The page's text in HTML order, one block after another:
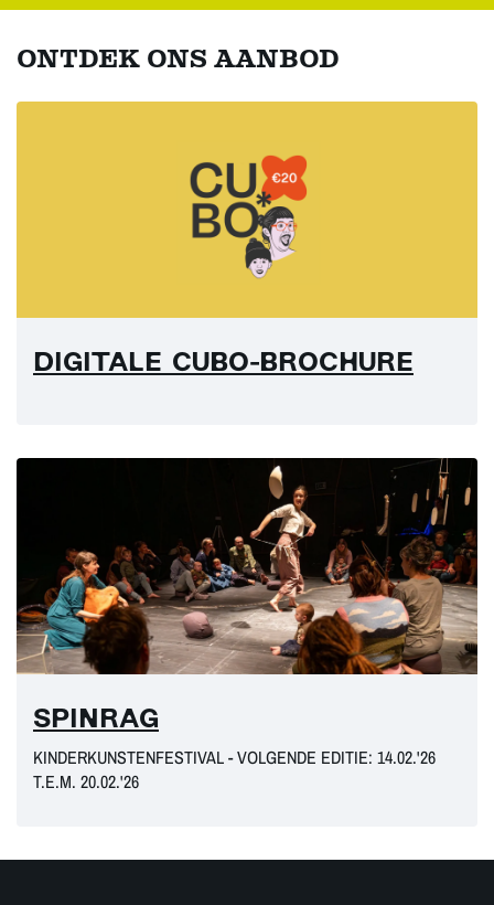
ONTDEK ONS AANBOD
DIGITALE CUBO-BROCHURE
SPINRAG
KINDERKUNSTENFESTIVAL - VOLGENDE EDITIE: 14.02.'26
T.E.M. 20.02.'26